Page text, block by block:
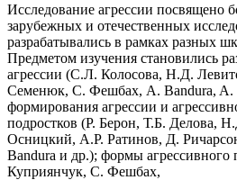
Исследование агрессии посвящено
зарубежных и отечественных
разрабатывались в рамках разных
Предметом изучения становились
агрессии (С.Л. Колосова, Н.Д.
Семенюк, С. Фешбах, A. Bandura, A.
формирования агрессии и
подростков (Р. Берон, Т.Б. Делова,
Осницкий, А.Р. Ратинов, Д.
Bandura и др.); формы агрессивного
Куприянчук, С. Фешбах,